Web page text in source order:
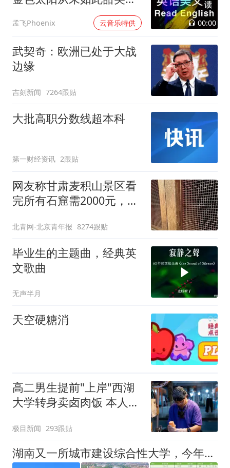
孟飞Phoenix 云音乐特供 00:00
武契奇：欧洲已处于大战
边缘
吉刻新闻 7264跟贴
大批高职分数线超本科
第一财经资讯 2跟贴
网友称甘肃麦积山景区看
完所有石窟需2000元，景
护，游客可按需买
北青网-北京青年报 8274跟贴
毕业生的主题曲，经典英
文歌曲
无声半月
天空硬糖消
高二男生提前"上岸"西湖
大学转身卖卤肉饭 本人发
极目新闻 293跟贴
湖南又一所城市建设综合性大学，今年已迎来三所新公办本科大学